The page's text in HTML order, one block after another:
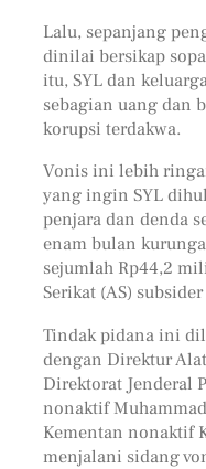
Lalu, sepanjang
dinilai bersikap
itu, SYL dan
sebagian uang dan
korupsi terdakwa.
Vonis ini lebih
yang ingin SYL
penjara dan denda
enam bulan
sejumlah Rp44,2
Serikat (AS)
Tindak pidana ini
dengan Direktur
Direktorat Jenderal
nonaktif
Kementan nonaktif
menjalani sidang